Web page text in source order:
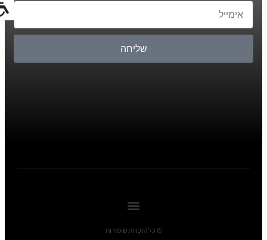
שליחה
© כל הזכויות שומורות